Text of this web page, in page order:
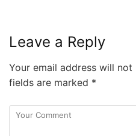
Leave a Reply
Your email address will not
fields are marked *